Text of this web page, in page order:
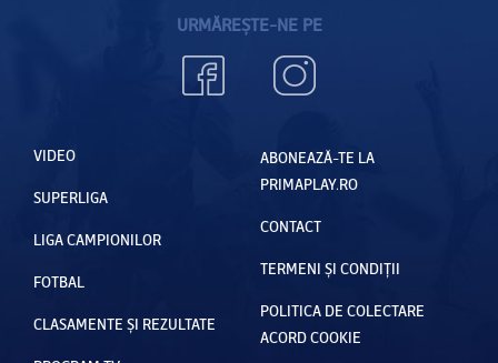
URMĂREȘTE-NE PE
VIDEO
SUPERLIGA
LIGA CAMPIONILOR
FOTBAL
CLASAMENTE ȘI REZULTATE
ABONEAZĂ-TE LA
PRIMAPLAY.RO
CONTACT
TERMENI ȘI CONDIȚII
POLITICA DE COLECTARE
ACORD COOKIE